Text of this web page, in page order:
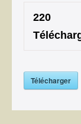
220
Télécharger